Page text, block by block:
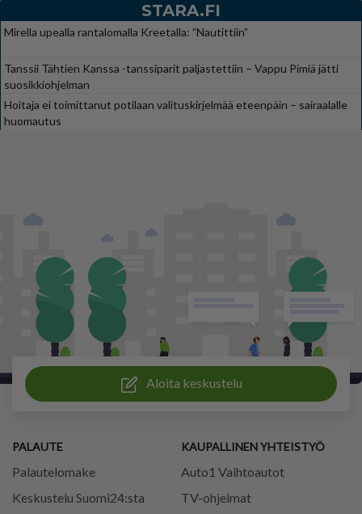
STARA.FI
Mirella upealla rantalomalla Kreetalla: ”Nautittiin”
Tanssii Tähtien Kanssa -tanssiparit paljastettiin – Vappu Pimiä jätti
suosikkiohjelman
Hoitaja ei toimittanut potilaan valituskirjelmää eteenpäin – sairaalalle
huomautus
Aloita keskustelu
PALAUTE
Palautelomake
Keskustelu Suomi24:sta
KAUPALLINEN YHTEISTYÖ
Auto1 Vaihtoautot
TV-ohjelmat